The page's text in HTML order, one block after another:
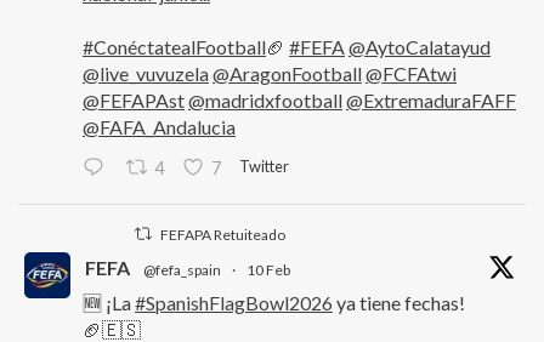
#ConéctatealFootball🏈 #FEFA@AytoCalatayud
@live_vuvuzela@AragonFootball@FCFAtwi
@FEFAPAst@madridxfootball@ExtremaduraFAFF
@FAFA_Andalucia
4 7 Twitter
FEFAPA Retuiteado
FEFA @fefa_spain · 10 Feb
🆕 ¡La#SpanishFlagBowl2026 ya tiene fechas!
🏈🇪🇸